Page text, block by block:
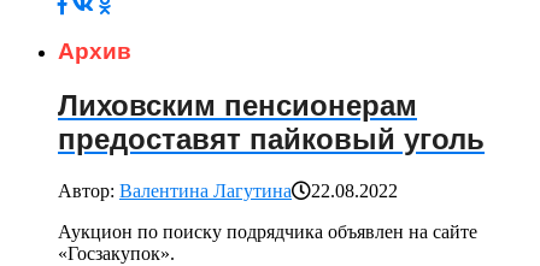
Архив
Лиховским пенсионерам
предоставят пайковый уголь
Автор: Валентина Лагутина
22.08.2022
Аукцион по поиску подрядчика объявлен на сайте
«Госзакупок».